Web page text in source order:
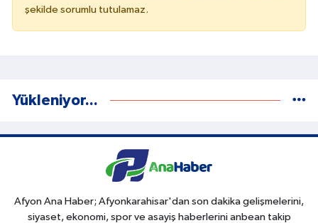
şekilde sorumlu tutulamaz.
Yükleniyor...
Afyon Ana Haber; Afyonkarahisar'dan son dakika gelişmelerini,
siyaset, ekonomi, spor ve asayiş haberlerini anbean takip